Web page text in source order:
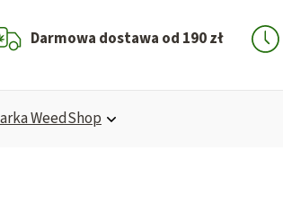
Darmowa dostawa od 190 zł
WeedShop